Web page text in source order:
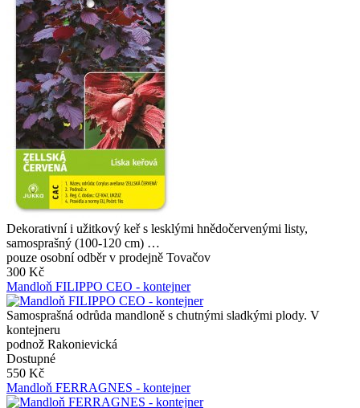
Dekorativní i užitkový keř s lesklými hnědočervenými listy,
samosprašný (100-120 cm) …
pouze osobní odběr v prodejně Tovačov
300 Kč
Mandloň FILIPPO CEO - kontejner
Samosprašná odrůda mandloně s chutnými sladkými plody. V
kontejneru
podnož Rakonievická
Dostupné
550 Kč
Mandloň FERRAGNES - kontejner